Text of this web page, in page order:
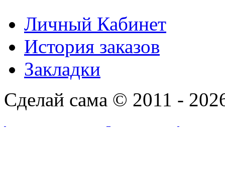
Личный Кабинет
История заказов
Закладки
Сделай сама © 2011 -